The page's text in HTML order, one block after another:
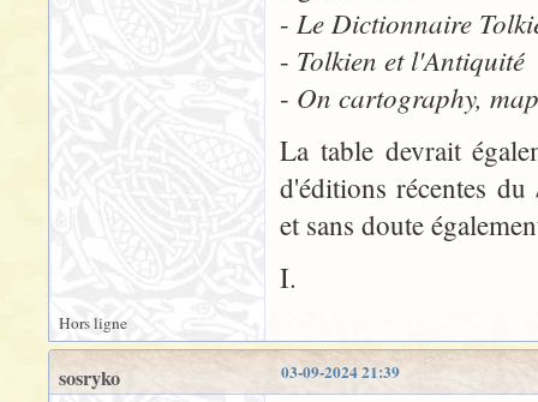
- Le Dictionnaire
- Tolkien et l'Antiquité
- On cartography,
La table devrait
d'éditions récentes du
et sans doute
I.
Hors ligne
03-09-2024 21:39
sosryko